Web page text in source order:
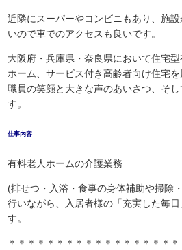
近隣にスーパーやコンビニもあり、施
いので車でのアクセスも良いです。
大阪府・兵庫県・奈良県において住宅
ホーム、サービス付き高齢者向け住宅を
職員の笑顔と大きな声のあいさつ、そ
す。
仕事内容
有料老人ホームの介護業務
(排せつ・入浴・食事の身体補助や掃除
行いながら、入居者様の「充実した毎
す。
＊＊＊＊＊＊＊＊＊＊＊＊＊＊＊＊＊＊